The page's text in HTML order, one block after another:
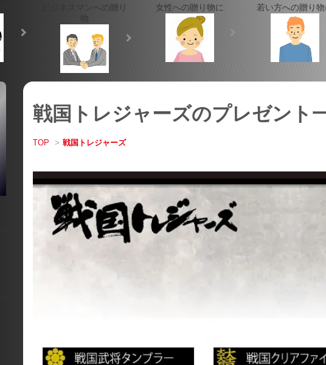
ビジネスマンへの贈り
物
女性への贈り物に 若い方への贈り
戦国トレジャーズのプレゼント
TOP > 戦国トレジャーズ